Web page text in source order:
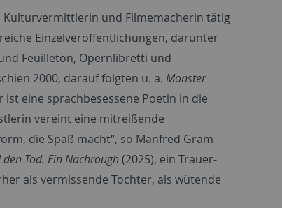
Kulturvermittlerin und Filmemacherin tätig
Einzelveröffentlichungen, darunter
Feuilleton, Opernlibretti und
2000, darauf folgten u. a. Monster
ist eine sprachbesessene Poetin in die
vereint eine mitreißende
die Spaß macht“, so Manfred Gram
Tod. Ein Nachrough(2025), ein Trauer-
als vermissende Tochter, als wütende